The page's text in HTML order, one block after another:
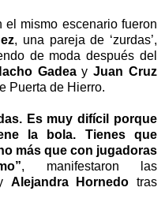
el mismo escenario fueron
, una pareja de ‘zurdas’,
de moda después del
GadeayJuan Cruz
Puerta de Hierro.
Es muy difícil porque
la bola. Tienes que
más que con jugadoras
”, manifestaron las
Alejandra Hornedotras